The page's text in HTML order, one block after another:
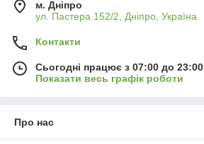
м. Дніпро
ул. Пастера 152/2, Дніпро, Україна
Контакти
Сьогодні працює з 07:00 до 23:00
Показати весь графік роботи
Про нас